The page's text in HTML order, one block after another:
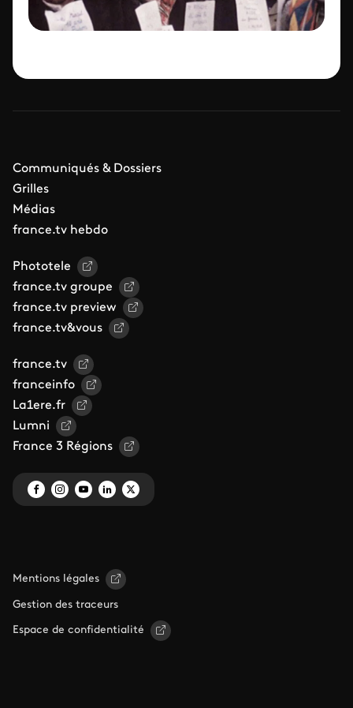
Communiqués & Dossiers
Grilles
Médias
france.tv hebdo
Phototele
france.tv groupe
france.tv preview
france.tv&vous
france.tv
franceinfo
La1ere.fr
Lumni
France 3 Régions
Mentions légales
Gestion des traceurs
Espace de confidentialité